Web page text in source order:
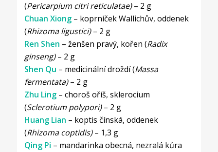
(Pericarpium citri reticulatae)– 2 g
Chuan Xiong– koprníček Wallichův, oddenek
(Rhizoma ligustici)– 2 g
Ren Shen – ženšen pravý, kořen (Radix
ginseng)– 2 g
Shen Qu – medicinální droždí (Massa
fermentata)– 2 g
Zhu Ling – choroš oříš, sklerocium
(Sclerotium polypori)– 2 g
Huang Lian – koptis čínská, oddenek
(Rhizoma coptidis)– 1,3 g
Qing Pi – mandarinka obecná, nezralá kůra